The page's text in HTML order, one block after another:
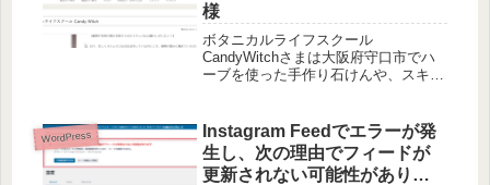
様
ボタニカルライフスクール
CandyWitchさまは大阪府守口市でハ
ーブを使った手作り石けんや、スキン
ているお教室です。初期設定サービス
をご利用いただき、オンラインレッス
ンで進めさせていただきました。
WordPress
Instagram Feedでエラーが発
生し、次の理由でフィードが
更新されない可能性がありま